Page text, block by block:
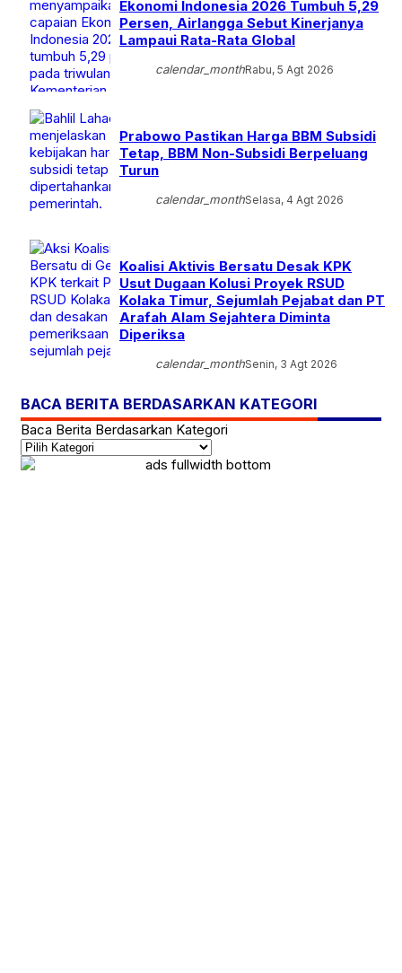
Ekonomi Indonesia 2026 Tumbuh 5,29
Persen, Airlangga Sebut Kinerjanya
Lampaui Rata-Rata Global
calendar_monthRabu, 5 Agt 2026
Prabowo Pastikan Harga BBM Subsidi
Tetap, BBM Non-Subsidi Berpeluang
Turun
calendar_monthSelasa, 4 Agt 2026
Koalisi Aktivis Bersatu Desak KPK
Usut Dugaan Kolusi Proyek RSUD
Kolaka Timur, Sejumlah Pejabat dan PT
Arafah Alam Sejahtera Diminta
Diperiksa
calendar_monthSenin, 3 Agt 2026
BACA BERITA BERDASARKAN KATEGORI
Baca Berita Berdasarkan Kategori